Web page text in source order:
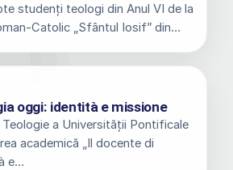
studenți teologi din Anul VI de la
Catolic „Sfântul Iosif” din…
oggi: identità e missione
a Universității Pontificale
academică „Il docente di
e…